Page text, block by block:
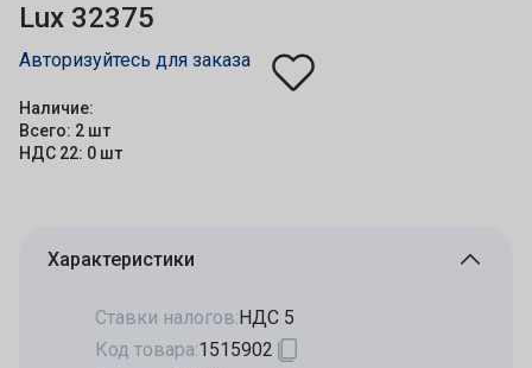
Lux 32375
Авторизуйтесь для заказа
Наличие:
Всего: 2 шт
НДС 22: 0 шт
Характеристики
Ставки налогов: НДС 5
Код товара:1515902